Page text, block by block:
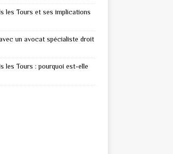
les Tours et ses implications
un avocat spécialiste droit
les Tours : pourquoi est-elle